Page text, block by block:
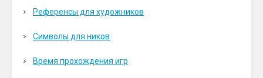
Референсы для художников
Символы для ников
Время прохождения игр